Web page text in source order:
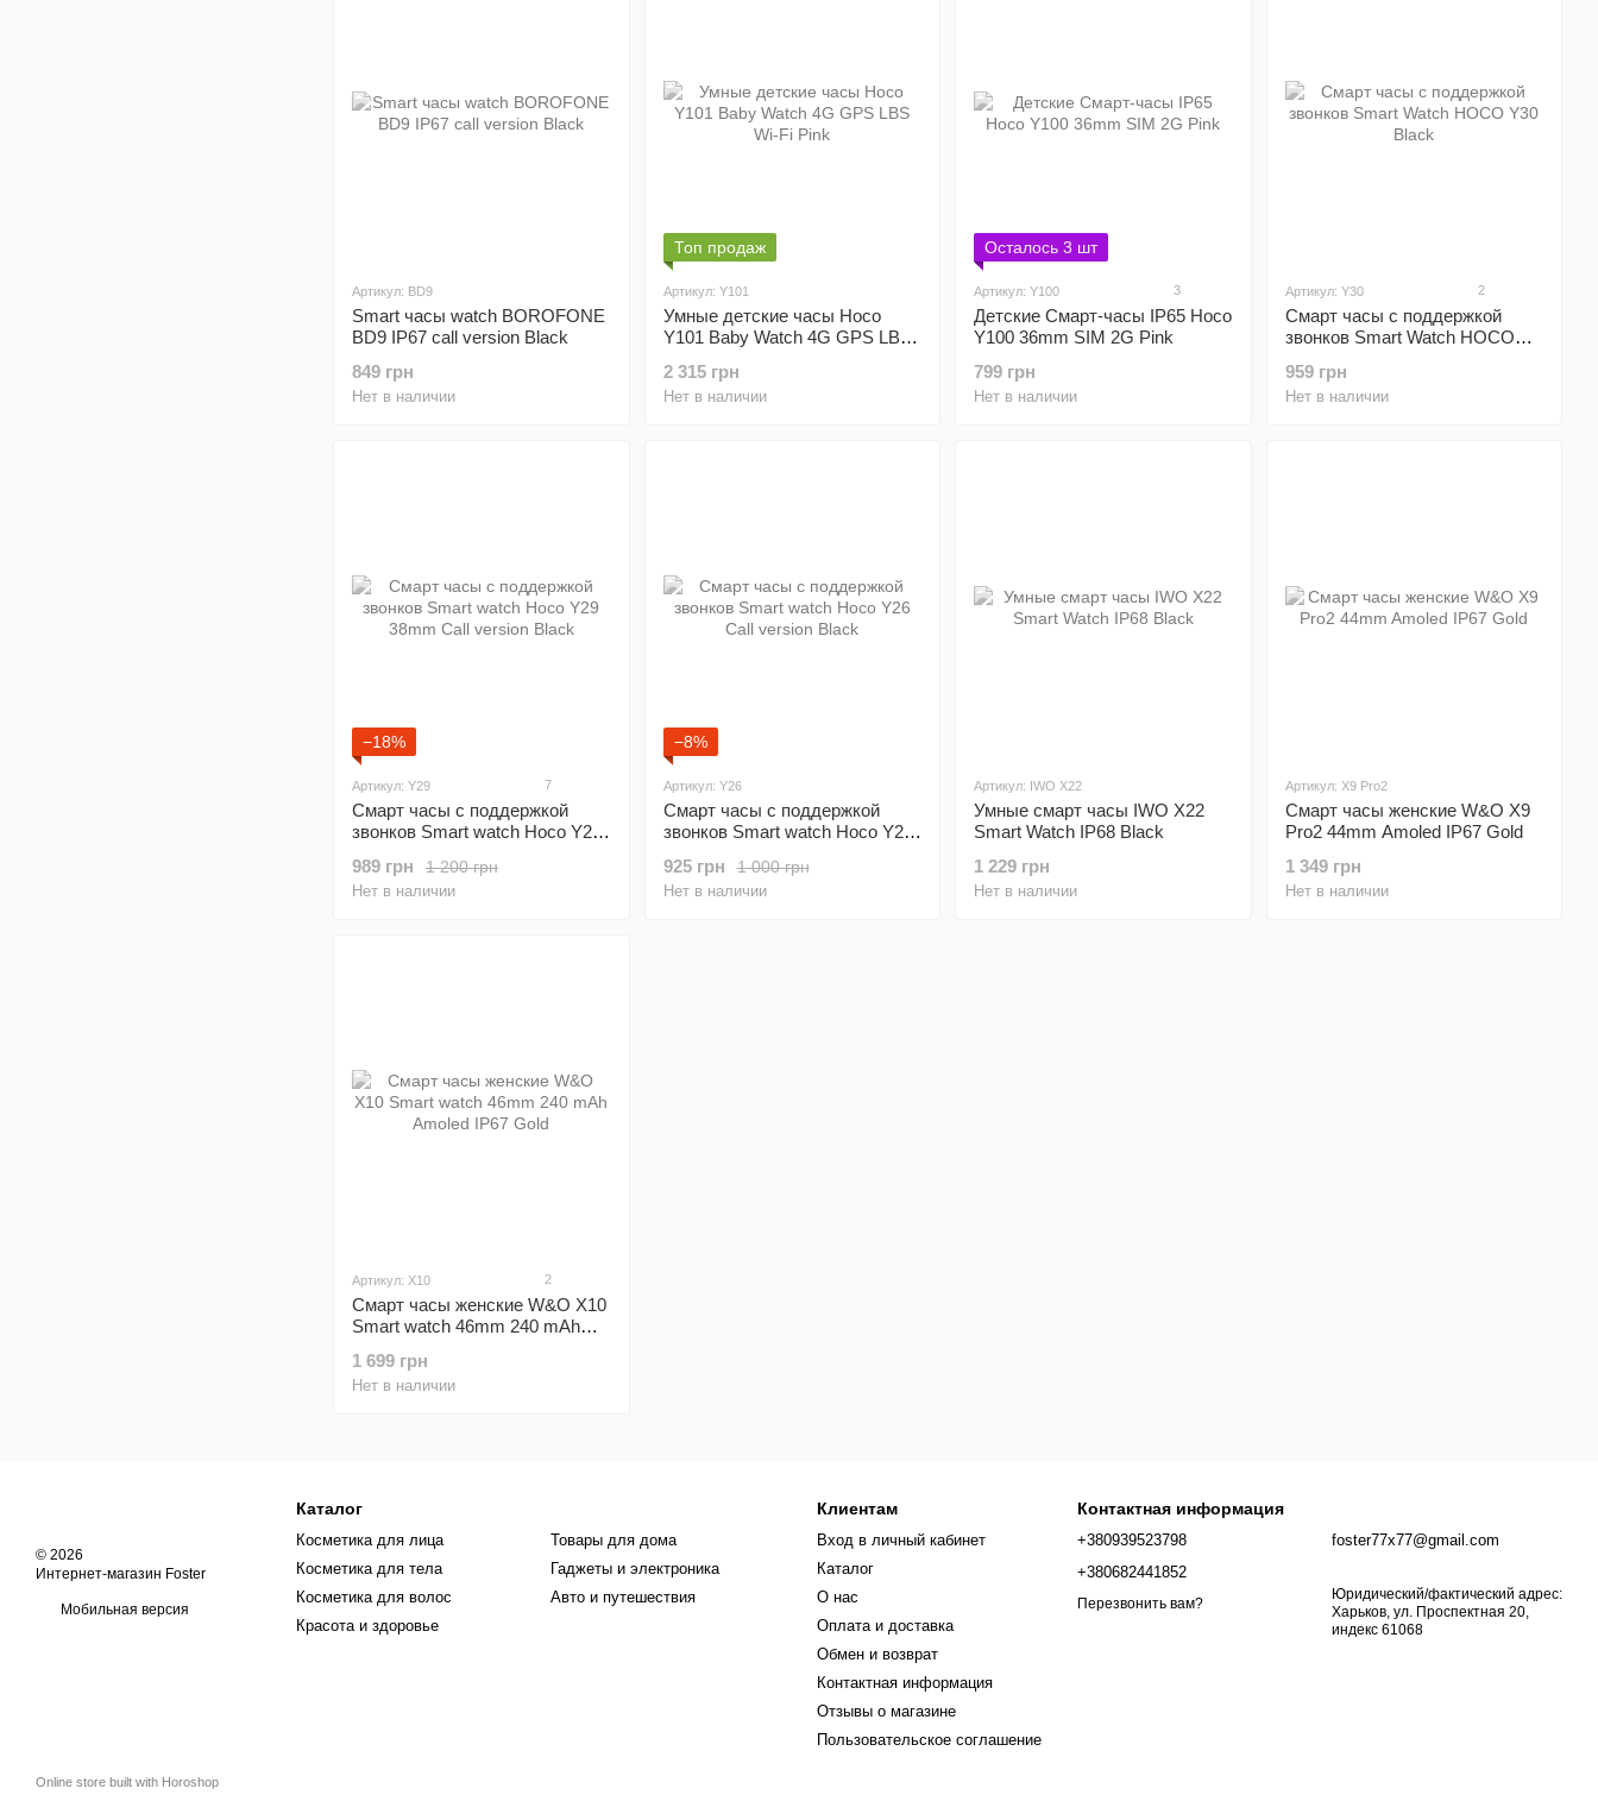
Артикул: BD9
Smart часы watch BOROFONE
BD9 IP67 call version Black
849 грн
Нет в наличии
Топ продаж
Артикул: Y101
Умные детские часы Hoco
Y101 Baby Watch 4G GPS LBS
2 315 грн
Нет в наличии
Осталось 3 шт
Артикул: Y100 3
Детские Смарт-часы IP65 Hoco
Y100 36mm SIM 2G Pink
799 грн
Нет в наличии
Артикул: Y30 2
Смарт часы с поддержкой
звонков Smart Watch HOCO
959 грн
Нет в наличии
−18%
Артикул: Y29 7
Смарт часы с поддержкой
звонков Smart watch Hoco Y29
1 200 грн
989 грн
Нет в наличии
−8%
Артикул: Y26
Смарт часы с поддержкой
звонков Smart watch Hoco Y26
1 000 грн
925 грн
Нет в наличии
Артикул: IWO X22
Умные смарт часы IWO X22
Smart Watch IP68 Black
1 229 грн
Нет в наличии
Артикул: X9 Pro2
Смарт часы женские W&O X9
Pro2 44mm Amoled IP67 Gold
1 349 грн
Нет в наличии
Артикул: X10 2
Смарт часы женские W&O X10
Smart watch 46mm 240 mAh
1 699 грн
Нет в наличии
© 2026
Интернет-магазин Foster
Мобильная версия
Online store built with Horoshop
Каталог
Косметика для лица
Косметика для тела
Косметика для волос
Красота и здоровье
Товары для дома
Гаджеты и электроника
Авто и путешествия
Клиентам
Вход в личный кабинет
Каталог
О нас
Оплата и доставка
Обмен и возврат
Контактная информация
Отзывы о магазине
Пользовательское соглашение
Контактная информация
+380939523798
+380682441852
Перезвонить вам?
foster77x77@gmail.com
Юридический/фактический адрес:
Харьков, ул. Проспектная 20,
индекс 61068